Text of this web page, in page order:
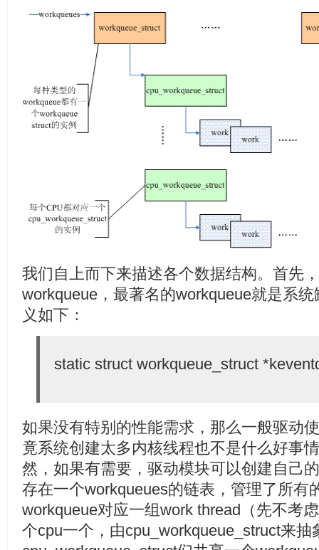
我们自上而下来描述各个数据结构。首先
workqueue，最著名的workqueue就是系
义如下：
static struct workqueue_struct
如果没有特别的性能需求，那么一般驱动
竟系统创建太多内核线程也不是什么好事
然，如果有需要，驱动模块可以创建自己
存在一个workqueues的链表，管理了所有
workqueue对应一组work thread（先不考
个cpu一个，由cpu_workqueue_struct来抽